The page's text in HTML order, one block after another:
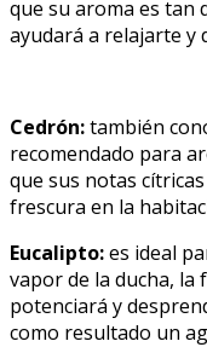
que su aroma es tan
ayudará a relajarte y
Cedrón:también
recomendado para
que sus notas
frescura en la
Eucalipto:es ideal
vapor de la ducha, la
potenciará y
como resultado un